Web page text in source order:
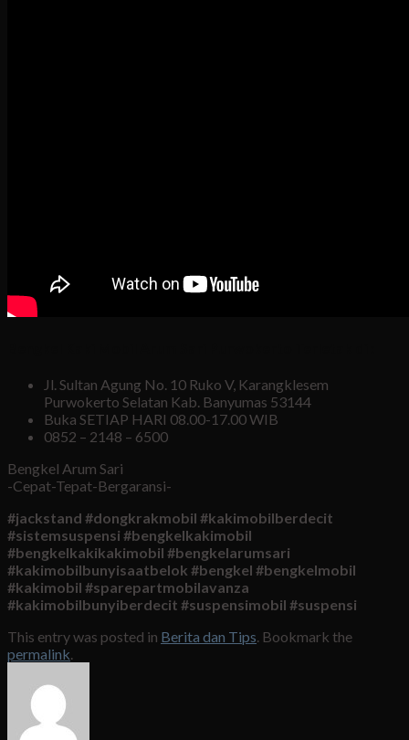
Jl. Sultan Agung No. 10 Ruko V, Karangklesem
Purwokerto Selatan Kab. Banyumas 53144
Buka SETIAP HARI 08.00-17.00 WIB
0852 – 2148 – 6500
Bengkel Arum Sari
-Cepat-Tepat-Bergaransi-
#jackstand #dongkrakmobil #kakimobilberdecit
#sistemsuspensi #bengkelkakimobil
#bengkelkakikakimobil #bengkelarumsari
#kakimobilbunyisaatbelok #bengkel #bengkelmobil
#kakimobil #sparepartmobilavanza
#kakimobilbunyiberdecit #suspensimobil #suspensi
This entry was posted in Berita dan Tips. Bookmark the
permalink.